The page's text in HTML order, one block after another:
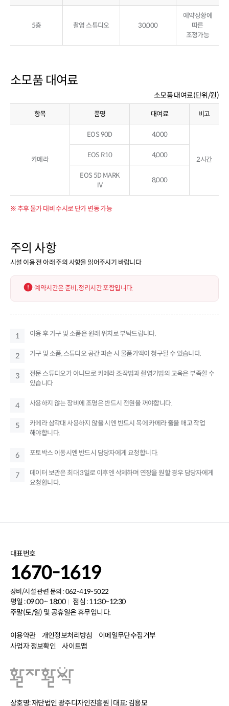
5층 촬영 스튜디오 30,000
예약상황에
따른
조정가능
소모품 대여료
소모품 대여료(단위/원)
항목 품명 대여료 비고
카메라
EOS 90D 4,000
2시간
EOS R10 4,000
EOS 5D MARK
Ⅳ
8,000
※ 추후 물가 대비 수시로 단가 변동 가능
주의 사항
시설 이용 전 아래 주의 사항을 읽어주시기 바랍니다
예약시간은 준비, 정리시간 포함입니다.
1 이용 후 가구 및 소품은 원래 위치로 부탁드립니다.
2 가구 및 소품, 스튜디오 공간 파손 시 물품가액이 청구될 수 있습니다.
3
전문 스튜디오가 아니므로 카메라 조작법과 촬영기법의 교육은 부족할 수
있습니다
4 사용하지 않는 장비에 조명은 반드시 전원을 꺼야합니다.
5
카메라 삼각대 사용하지 않을 시엔 반드시 목에 카메라 줄을 매고 작업
해야합니다.
6 포토박스 이동시엔 반드시 담당자에게 요청합니다.
7
데이터 보관은 최대 3일로 이후엔 삭제하며 연장을 원할 경우 담당자에게
요청합니다.
상호명: 재단법인 광주디자인진흥원 | 대표: 김용모
대표번호
1670-1619
장비/시설 관련 문의 : 062-419-5022
평일 : 09:00 ~ 18:00
점심 : 11:30~12:30
주말(토/일) 및 공휴일은 휴무입니다.
이용약관 개인정보처리방침
이메일무단수집거부
사업자 정보확인
사이트맵